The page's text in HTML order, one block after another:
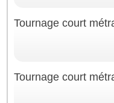
Tournage court
Tournage court